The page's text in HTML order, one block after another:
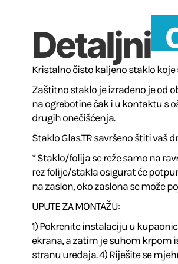
Detaljni
Kristalno čisto kaljeno staklo
Zaštitno staklo je izrađeno je od
na ogrebotine čak i u kontaktu s
drugih onečišćenja.
Staklo Glas.TR savršeno štiti
* Staklo/folija se reže samo na
rez folije/stakla osigurat će
na zaslon, oko zaslona se može
UPUTE ZA MONTAŽU:
1) Pokrenite instalaciju u
ekrana, a zatim je suhom krpom
stranu uređaja. 4) Riješite se